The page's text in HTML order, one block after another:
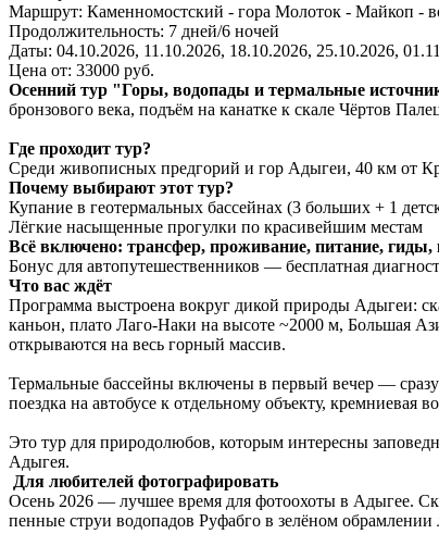
Маршрут: Каменномостский - гора Молоток - Майкоп -
Продолжительность: 7 дней/6 ночей
Даты: 04.10.2026, 11.10.2026, 18.10.2026, 25.10.2026,
Цена от: 33000 руб.
Осенний тур "Горы, водопады и термальные
бронзового века, подъём на канатке к скале Чёртов
Где проходит тур?
Среди живописных предгорий и гор Адыгеи, 40 км от
Почему выбирают этот тур?
Купание в геотермальных бассейнах (3 больших + 1
Лёгкие насыщенные прогулки по красивейшим местам
Всё включено: трансфер, проживание, питание, гиды,
Бонус для автопутешественников — бесплатная
Что вас ждёт
Программа выстроена вокруг дикой природы Адыгеи:
каньон, плато Лаго-Наки на высоте ~2000 м, Большая
открываются на весь горный массив.
Термальные бассейны включены в первый вечер —
поездка на автобусе к отдельному объекту, кремниевая
Это тур для природолюбов, которым интересны
Адыгея.
Для любителей фотографировать
Осень 2026 — лучшее время для фотоохоты в Адыгее.
пенные струи водопадов Руфабго в зелёном